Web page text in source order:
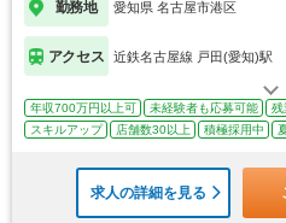
勤務地 愛知県 名古屋市港区
アクセス 近鉄名古屋線 戸田(愛知)駅
年収700万円以上可 未経験者も応募可能 残
スキルアップ
店舗数30以上 積極採用中
求人の詳細を見る